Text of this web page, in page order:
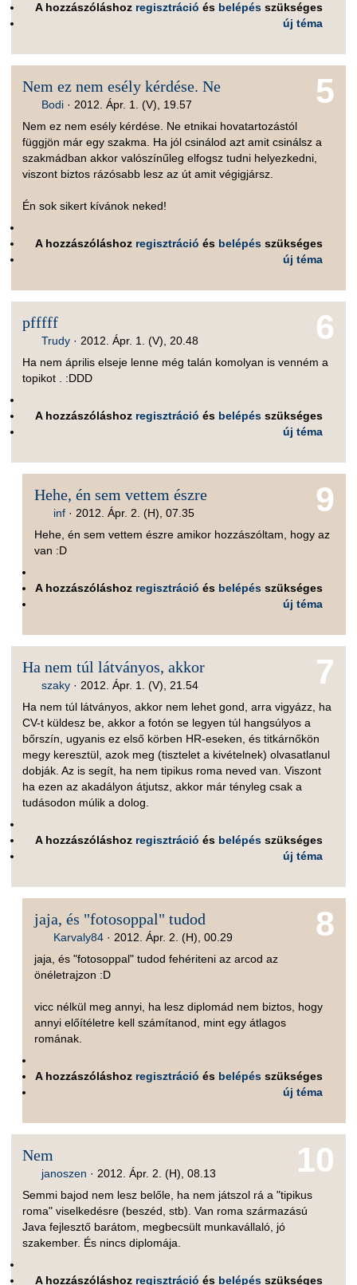
A hozzászóláshoz regisztráció és belépés szükséges
új téma
5
Nem ez nem esély kérdése. Ne
Bodi · 2012. Ápr. 1. (V), 19.57
Nem ez nem esély kérdése. Ne etnikai hovatartozástól
függjön már egy szakma. Ha jól csinálod azt amit csinálsz a
szakmádban akkor valószínűleg elfogsz tudni helyezkedni,
viszont biztos rázósabb lesz az út amit végigjársz.
Én sok sikert kívánok neked!
A hozzászóláshoz regisztráció és belépés szükséges
új téma
6
pfffff
Trudy · 2012. Ápr. 1. (V), 20.48
Ha nem április elseje lenne még talán komolyan is venném a
topikot . :DDD
A hozzászóláshoz regisztráció és belépés szükséges
új téma
9
Hehe, én sem vettem észre
inf· 2012. Ápr. 2. (H), 07.35
Hehe, én sem vettem észre amikor hozzászóltam, hogy az
van :D
A hozzászóláshoz regisztráció és belépés szükséges
új téma
7
Ha nem túl látványos, akkor
szaky · 2012. Ápr. 1. (V), 21.54
Ha nem túl látványos, akkor nem lehet gond, arra vigyázz, ha
CV-t küldesz be, akkor a fotón se legyen túl hangsúlyos a
bőrszín, ugyanis ez első körben HR-eseken, és titkárnőkön
megy keresztül, azok meg (tisztelet a kivételnek) olvasatlanul
dobják. Az is segít, ha nem tipikus roma neved van. Viszont
ha ezen az akadályon átjutsz, akkor már tényleg csak a
tudásodon múlik a dolog.
A hozzászóláshoz regisztráció és belépés szükséges
új téma
8
jaja, és "fotosoppal" tudod
Karvaly84· 2012. Ápr. 2. (H), 00.29
jaja, és "fotosoppal" tudod fehériteni az arcod az
önéletrajzon :D
vicc nélkül meg annyi, ha lesz diplomád nem biztos, hogy
annyi előítéletre kell számítanod, mint egy átlagos
romának.
A hozzászóláshoz regisztráció és belépés szükséges
új téma
10
Nem
janoszen · 2012. Ápr. 2. (H), 08.13
Semmi bajod nem lesz belőle, ha nem játszol rá a "tipikus
roma" viselkedésre (beszéd, stb). Van roma származású
Java fejlesztő barátom, megbecsült munkavállaló, jó
szakember. És nincs diplomája.
A hozzászóláshoz regisztráció és belépés szükséges